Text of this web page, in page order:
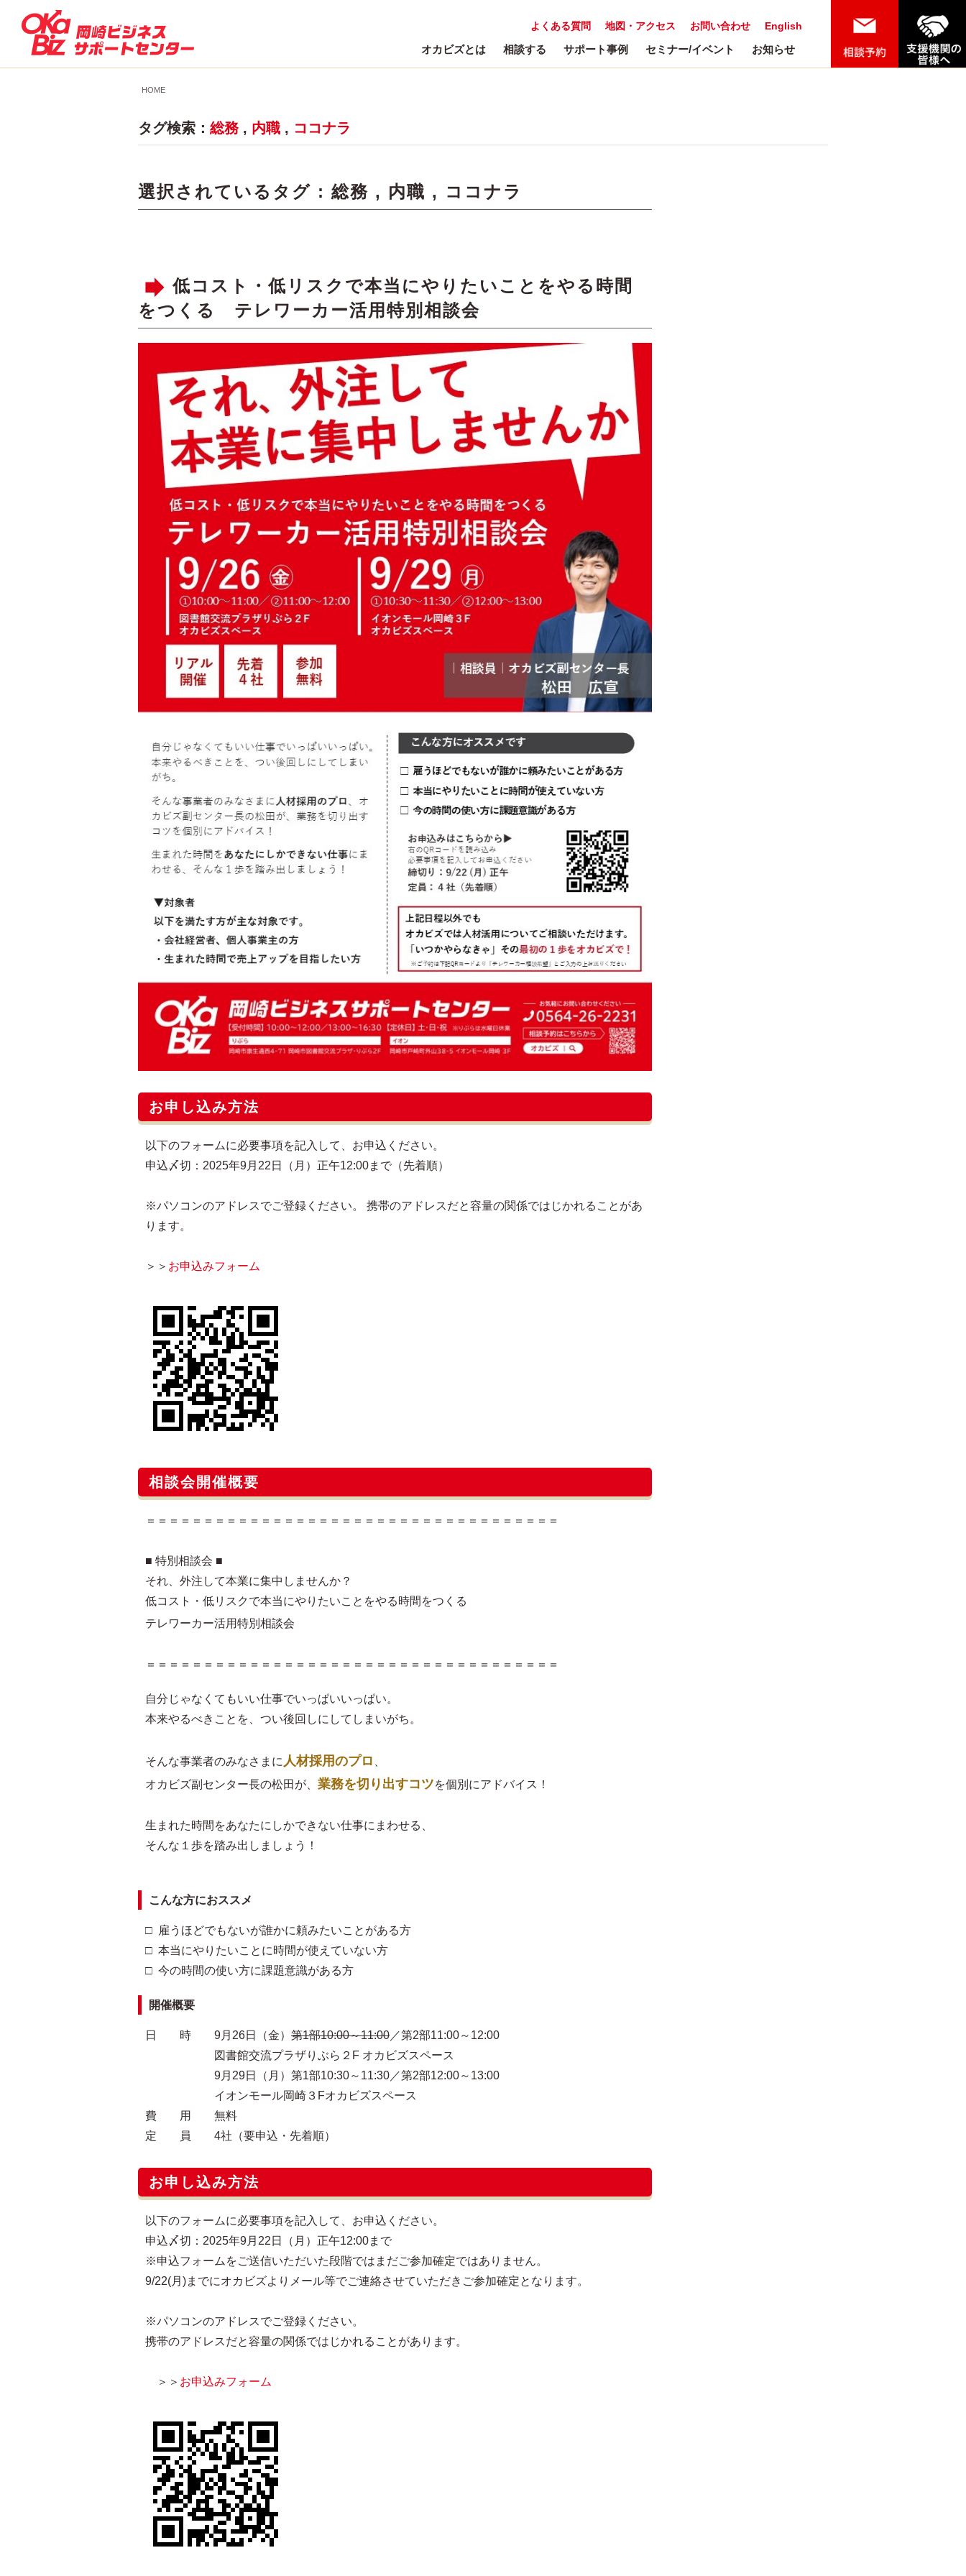
English
お問い合わせ
地図・アクセス
よくある質問
オカビズとは 相談する サポート事例 セミナー/イベント お知らせ
HOME
タグ検索： 総務, 内職 , ココナラ
選択されているタグ : 総務 , 内職 , ココナラ
低コスト・低リスクで本当にやりたいことをやる時間
をつくる テレワーカー活用特別相談会
お申し込み方法
以下のフォームに必要事項を記入して、お申込ください。
申込〆切：2025年9月22日（月）正午12:00まで（先着順）
※パソコンのアドレスでご登録ください。 携帯のアドレスだと容量の関係ではじかれることがあ
ります。
＞＞ お申込みフォーム​
相談会開催概要
＝＝＝＝＝＝＝＝＝＝＝＝＝＝＝＝＝＝＝＝＝＝＝＝＝＝＝＝＝＝＝＝＝＝＝＝
■ 特別相談会 ■
それ、外注して本業に集中しませんか？
低コスト・低リスクで本当にやりたいことをやる時間をつくる
テレワーカー活用特別相談会
＝＝＝＝＝＝＝＝＝＝＝＝＝＝＝＝＝＝＝＝＝＝＝＝＝＝＝＝＝＝＝＝＝＝＝＝
自分じゃなくてもいい仕事でいっぱいいっぱい。
本来やるべきことを、つい後回しにしてしまいがち。
そんな事業者のみなさまに 人材採用のプロ
オカビズ副センター長の松田が、 業務を切り出すコツを個別にアドバイス！
生まれた時間をあなたにしかできない仕事にまわせる、
そんな１歩を踏み出しましょう！
こんな方におススメ
□ 雇うほどでもないが誰かに頼みたいことがある方
□ 本当にやりたいことに時間が使えていない方
□ 今の時間の使い方に課題意識がある方
開催概要
日 時 9月26日（金） 第1部10:00～11:00 ／第2部11:00～12:00
図書館交流プラザりぶら２F オカビズスペース
9月29日（月）第1部10:30～11:30／第2部12:00～13:00
イオンモール岡崎３Fオカビズスペース
費 用 無料
定 員 4社（要申込・先着順）
お申し込み方法
以下のフォームに必要事項を記入して、お申込ください。
申込〆切：2025年9月22日（月）正午12:00まで
※申込フォームをご送信いただいた段階ではまだご参加確定ではありません。
9/22(月)までにオカビズよりメール等でご連絡させていただきご参加確定となります。
※パソコンのアドレスでご登録ください。
携帯のアドレスだと容量の関係ではじかれることがあります。
＞＞ お申込みフォーム